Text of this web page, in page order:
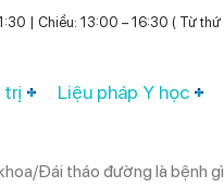
| Chiều: 13:00 – 16:30 ( Từ thứ
trị Liệu pháp Y học
/Đái tháo đường là bệnh